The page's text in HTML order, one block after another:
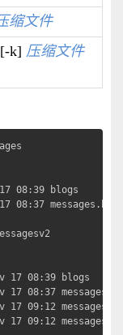
缩文件
k] 压缩文件
08:39 blogs
08:37 messages.bz2
17 08:39 blogs
08:37
09:12 messagesv2
09:12